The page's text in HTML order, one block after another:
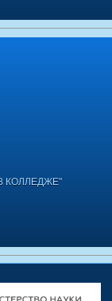
КОЛЛЕДЖЕ"